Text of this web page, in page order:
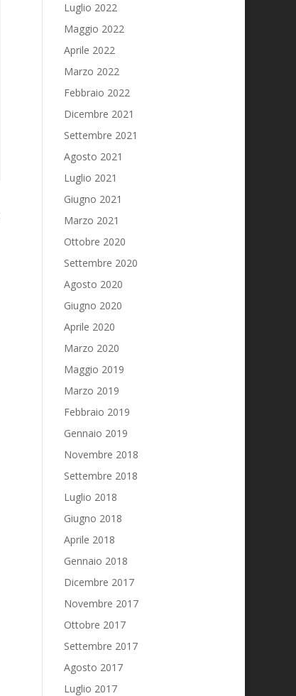
Luglio 2022
Maggio 2022
Aprile 2022
Marzo 2022
Febbraio 2022
Dicembre 2021
Settembre 2021
Agosto 2021
Luglio 2021
Giugno 2021
Marzo 2021
Ottobre 2020
Settembre 2020
Agosto 2020
Giugno 2020
Aprile 2020
Marzo 2020
Maggio 2019
Marzo 2019
Febbraio 2019
Gennaio 2019
Novembre 2018
Settembre 2018
Luglio 2018
Giugno 2018
Aprile 2018
Gennaio 2018
Dicembre 2017
Novembre 2017
Ottobre 2017
Settembre 2017
Agosto 2017
Luglio 2017